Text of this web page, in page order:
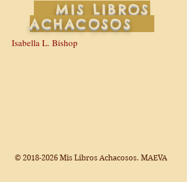
MIS LIBROS
ACHACOSOS
Isabella L. Bishop
© 2018-2026 Mis Libros Achacosos. MAEVA